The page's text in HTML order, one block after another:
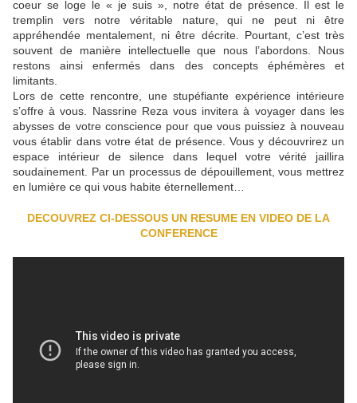
coeur se loge le « je suis », notre état de présence. Il est le
tremplin vers notre véritable nature, qui ne peut ni être
appréhendée mentalement, ni être décrite. Pourtant, c’est très
souvent de manière intellectuelle que nous l’abordons. Nous
restons ainsi enfermés dans des concepts éphémères et
limitants.
Lors de cette rencontre, une stupéfiante expérience intérieure
s’offre à vous. Nassrine Reza vous invitera à voyager dans les
abysses de votre conscience pour que vous puissiez à nouveau
vous établir dans votre état de présence. Vous y découvrirez un
espace intérieur de silence dans lequel votre vérité jaillira
soudainement. Par un processus de dépouillement, vous mettrez
en lumière ce qui vous habite éternellement…
DECOUVREZ CI-DESSOUS UN RESUME EN VIDEO DE LA
CONFERENCE